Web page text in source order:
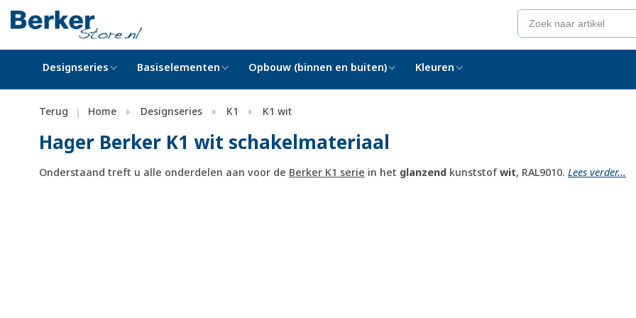
Designseries Basiselementen Opbouw (binnen en buiten) Kleuren
Terug | Home Designseries K1 K1 wit
Hager Berker K1 wit schakelmateriaal
Onderstaand treft u alle onderdelen aan voor de Berker K1 serie in het glanzend kunststof wit, RAL9010. Lees verder...